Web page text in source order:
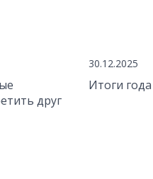
друг
30.12.2025
Итоги года